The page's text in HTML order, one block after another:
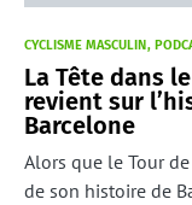
CYCLISME MASCULIN
La Tête dans
revient sur
Barcelone
Alors que le Tour
de son histoire de